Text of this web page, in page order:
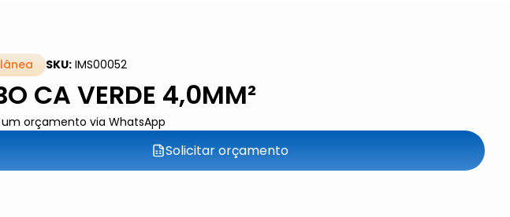
SKU: IMS00052
CA VERDE 4,0MM²
orçamento via WhatsApp
Solicitar orçamento